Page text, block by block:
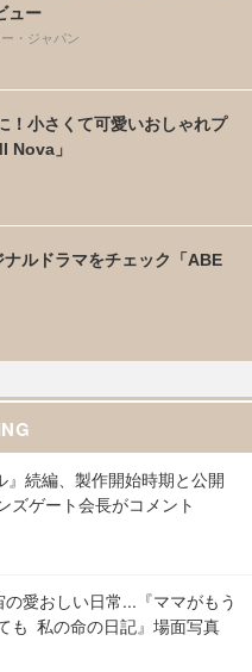
ュー
・ジャパン
！小さくて可愛いおしゃれプ
Nova」
ルドラマをチェック「ABE
』続編、製作開始時期と公開
ズゲート会長がコメント
の愛おしい日常...『ママがもう
も 私の命の日記』場面写真